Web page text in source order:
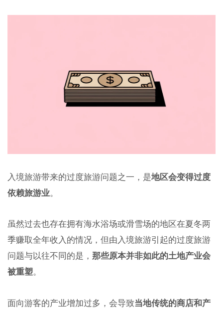
入境旅游带来的过度旅游问题之一，是地区会变得过度
依赖旅游业。
虽然过去也存在拥有海水浴场或滑雪场的地区在夏冬两
季赚取全年收入的情况，但由入境旅游引起的过度旅游
问题与以往不同的是， 那些原本并非如此的土地产业会
被重塑。
面向游客的产业增加过多，会导致当地传统的商店和产